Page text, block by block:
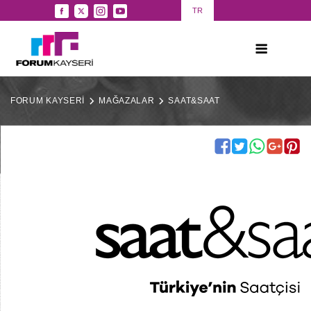
TR
FORUM KAYSERİ MAĞAZALAR SAAT&SAAT